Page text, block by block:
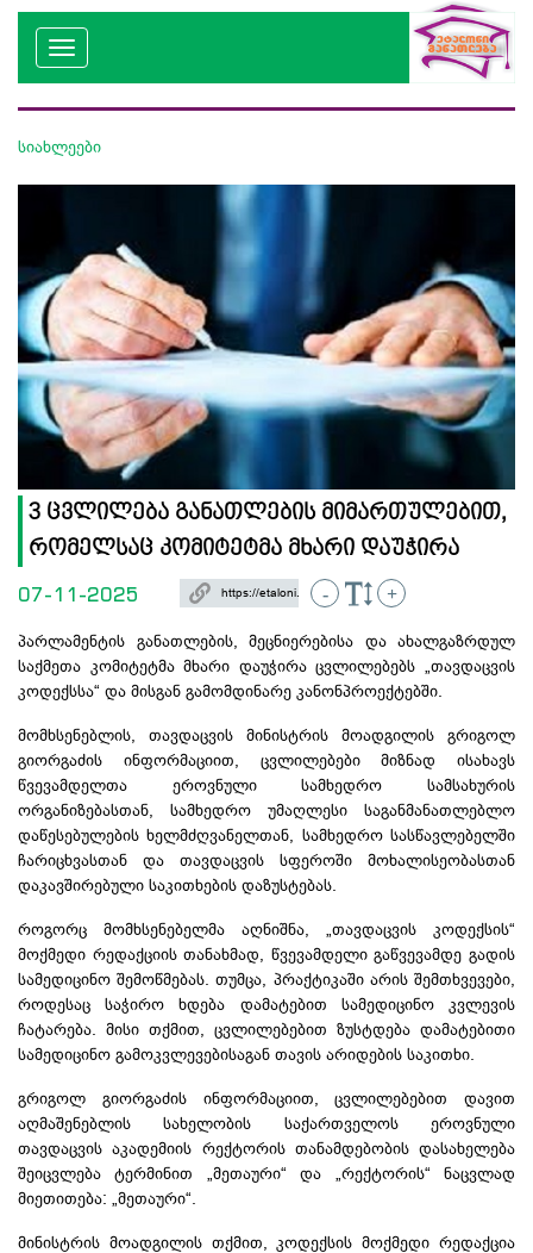
სიახლეები
3 ცვლილება განათლების მიმართულებით,
რომელსაც კომიტეტმა მხარი დაუჭირა
07-11-2025 - +
პარლამენტის განათლების, მეცნიერებისა და ახალგაზრდულ
საქმეთა კომიტეტმა მხარი დაუჭირა ცვლილებებს „თავდაცვის
კოდექსსა“ და მისგან გამომდინარე კანონპროექტებში.
მომხსენებლის, თავდაცვის მინისტრის მოადგილის გრიგოლ
გიორგაძის ინფორმაციით, ცვლილებები მიზნად ისახავს
წვევამდელთა ეროვნული სამხედრო სამსახურის
ორგანიზებასთან , სამხედრო უმაღლესი საგანმანათლებლო
დაწესებულების ხელმძღვანელთან, სამხედრო სასწავლებელში
ჩარიცხვასთან და თავდაცვის სფეროში მოხალისეობასთან
დაკავშირებული საკითხების დაზუსტებას.
როგორც მომხსენებელმა აღნიშნა, „თავდაცვის კოდექსის“
მოქმედი რედაქციის თანახმად, წვევამდელიგაწვევამდე გადის
სამედიცინო შემოწმებას. თუმცა, პრაქტიკაში არის შემთხვევები,
როდესაც საჭირო ხდება დამატებით სამედიცინო კვლევის
ჩატარება. მისი თქმით, ცვლილებებით ზუსტდება დამატებითი
სამედიცინო გამოკვლევებისაგან თავის არიდების საკითხი.
გრიგოლ გიორგაძის ინფორმაციით, ცვლილებებით დავით
აღმაშენებლის სახელობის საქართველოს ეროვნული
თავდაცვის აკადემიის რექტორის თანამდებობის დასახელება
შეიცვლება ტერმინით „მეთაური“ და „რექტორის“ ნაცვლად
მიეთითება: „მეთაური“.
მინისტრის მოადგილის თქმით, კოდექსის მოქმედი რედაქცია